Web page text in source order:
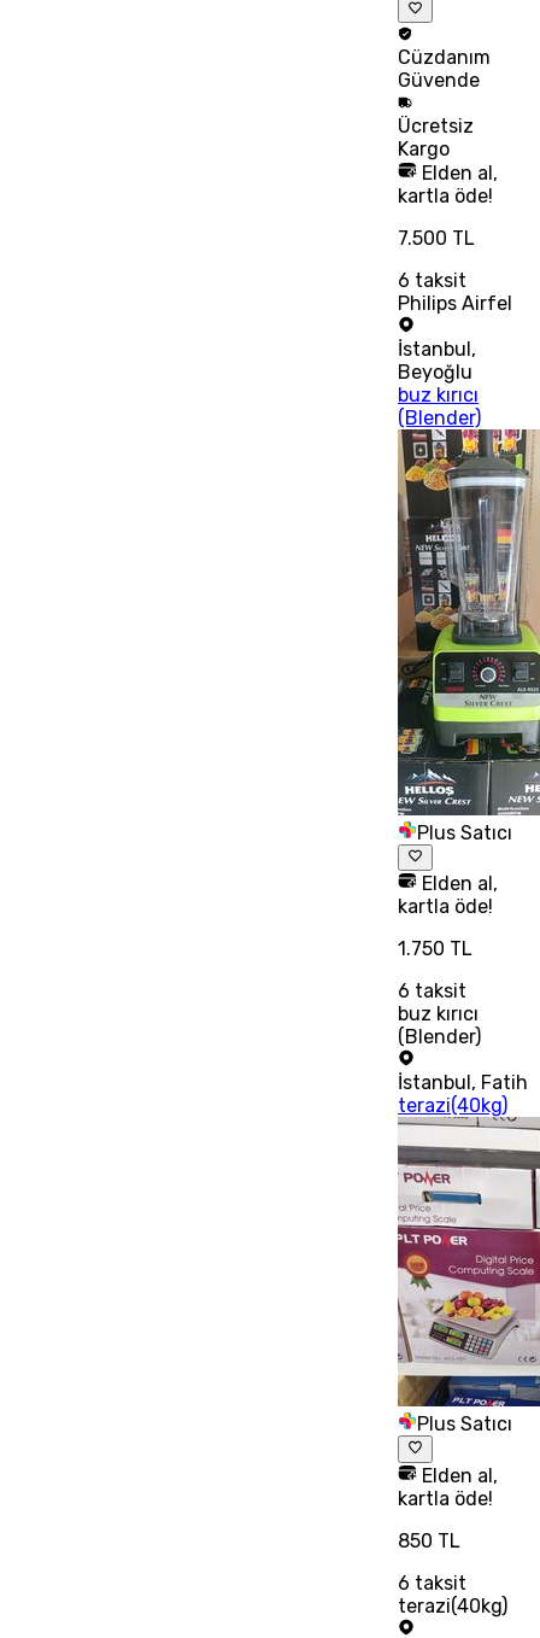
Cüzdanım
Güvende
Ücretsiz
Kargo
Elden al,
kartla öde!
7.500 TL
6 taksit
Philips Airfel
İstanbul,
Beyoğlu
buz kırıcı
(Blender)
Plus Satıcı
Elden al,
kartla öde!
1.750 TL
6 taksit
buz kırıcı
(Blender)
İstanbul , Fatih
terazi(40kg)
Plus Satıcı
Elden al,
kartla öde!
850 TL
6 taksit
terazi(40kg)